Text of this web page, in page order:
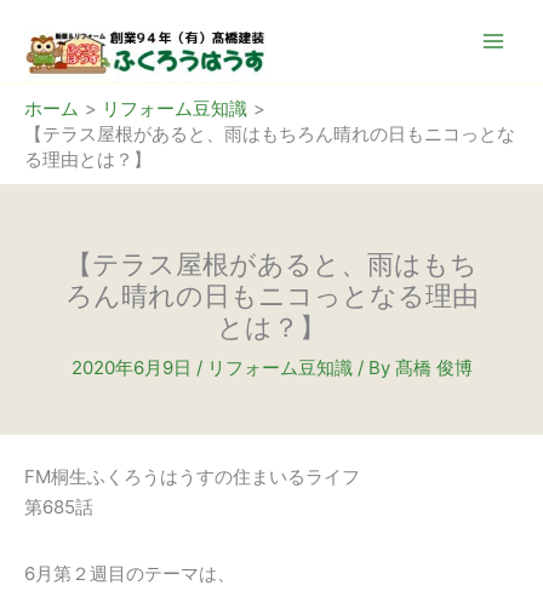
ホーム
リフォーム豆知識
【テラス屋根があると、雨はもちろん晴れの日もニコっとな
る理由とは？】
【テラス屋根があると、雨はもち
ろん晴れの日もニコっとなる理由
とは？】
2020年6月9日 / リフォーム豆知識/ By 髙橋 俊博
FM桐生ふくろうはうすの住まいるライフ
第685話
6月第２週目のテーマは、